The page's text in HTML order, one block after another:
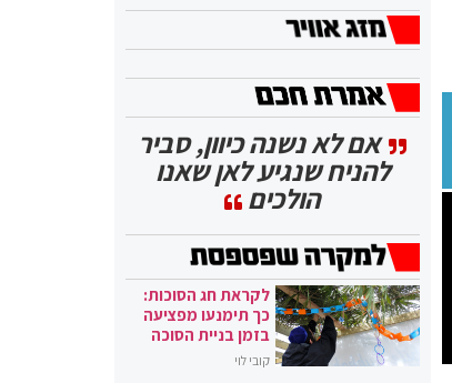
אם לא נשנה כיוון, סביר
להניח שנגיע לאן שאנו
הולכים
לקראת חג הסוכות:
כך תימנעו מפציעה
בזמן בניית הסוכה
קובי לוי